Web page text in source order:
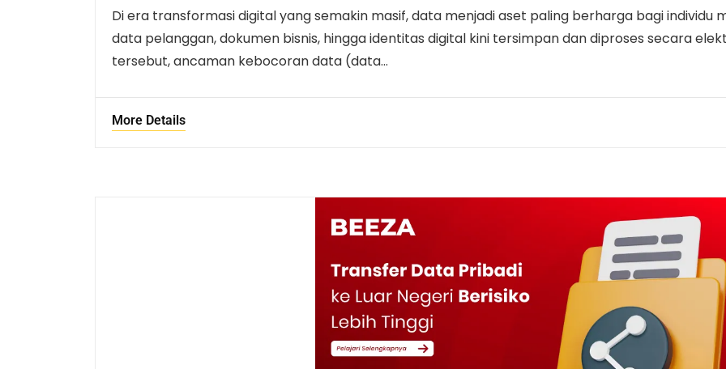
Di era transformasi digital yang semakin masif, data menjadi aset paling berharga bagi individu
data pelanggan, dokumen bisnis, hingga identitas digital kini tersimpan dan diproses secara
tersebut, ancaman kebocoran data (data…
More Details